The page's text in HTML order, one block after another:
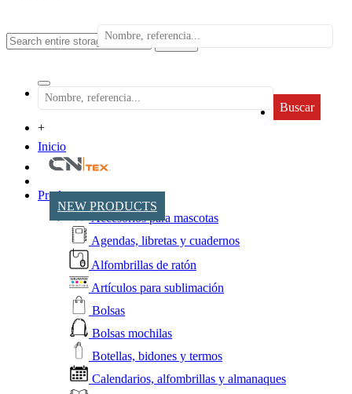
search
Buscar
+
Inicio
NEW PRODUCTS
Productos
Accesorios para mascotas
Agendas, libretas y cuadernos
Alfombrillas de ratón
Artículos para sublimación
Bolsas
Bolsas mochilas
Botellas, bidones y termos
Calendarios, alfombrillas y almanaques